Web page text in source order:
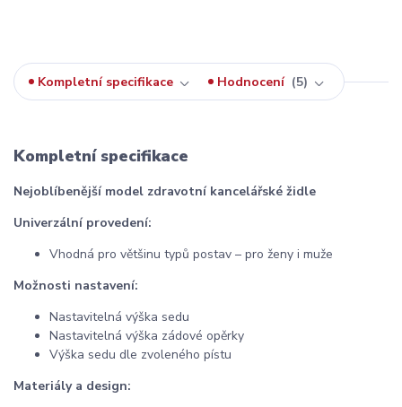
Kompletní specifikace Hodnocení 5
Kompletní specifikace
Nejoblíbenější model zdravotní kancelářské židle
Univerzální provedení:
Vhodná pro většinu typů postav – pro ženy i muže
Možnosti nastavení:
Nastavitelná výška sedu
Nastavitelná výška zádové opěrky
Výška sedu dle zvoleného pístu
Materiály a design: